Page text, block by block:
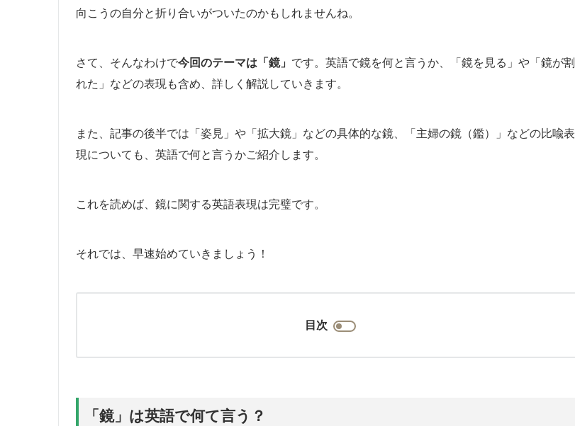
向こうの自分と折り合いがついたのかもしれませんね。
さて、そんなわけで今回のテーマは「鏡」 です。英語で鏡を何と言うか、「鏡を見る」や「鏡が割
れた」などの表現も含め、詳しく解説していきます。
また、記事の後半では「姿見」や「拡大鏡」などの具体的な鏡、「主婦の鏡（鑑）」などの比喩表
現についても、英語で何と言うかご紹介します。
これを読めば、鏡に関する英語表現は完璧です。
それでは、早速始めていきましょう！
目次
「鏡」は英語で何て言う？